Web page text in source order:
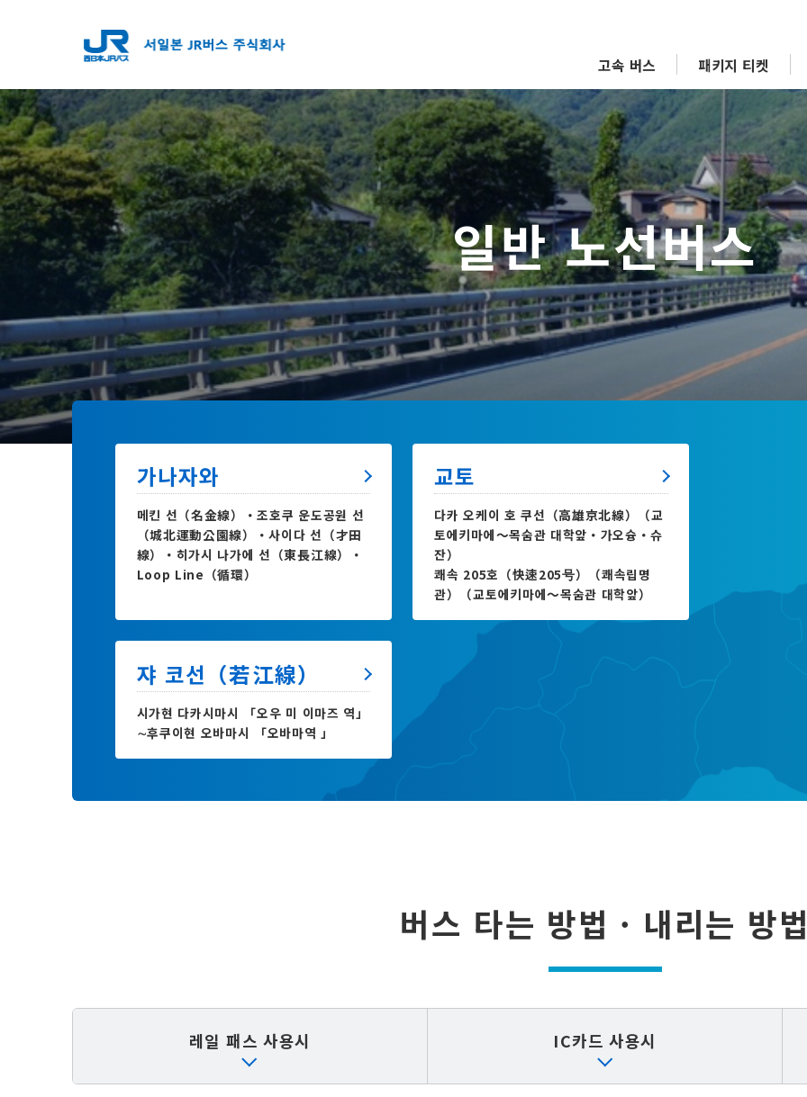
고속 버스 패키지 티켓
일반 노선버스
가나자와
메킨 선（名金線）・조호쿠 운도공원 선
（城北運動公園線）・사이다 선（才田
線）・히가시 나가에 선（東長江線）・
Loop Line（循環）
교토
다카 오케이 호 쿠선（高雄京北線）（교
토에키마에～목숨관 대학앞・가오슝・슈
잔）
쾌속 205호（快速205号）（쾌속립명
관）（교토에키마에～목숨관 대학앞）
쟈 코선（若江線）
시가현 다카시마시 「오우 미 이마즈 역」
∼후쿠이현 오바마시 「오바마역 」
버스 타는 방법 · 내리는 방법
레일 패스 사용시 IC카드 사용시